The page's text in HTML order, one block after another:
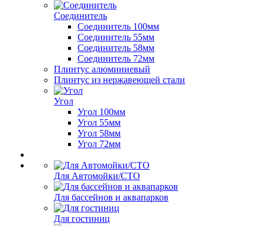
Соединитель
Соединитель 100мм
Соединитель 55мм
Соединитель 58мм
Соединитель 72мм
Плинтус алюминиевый
Плинтус из нержавеющей стали
Угол
Угол 100мм
Угол 55мм
Угол 58мм
Угол 72мм
Для Автомойки/СТО
Для бассейнов и аквапарков
Для гостиниц